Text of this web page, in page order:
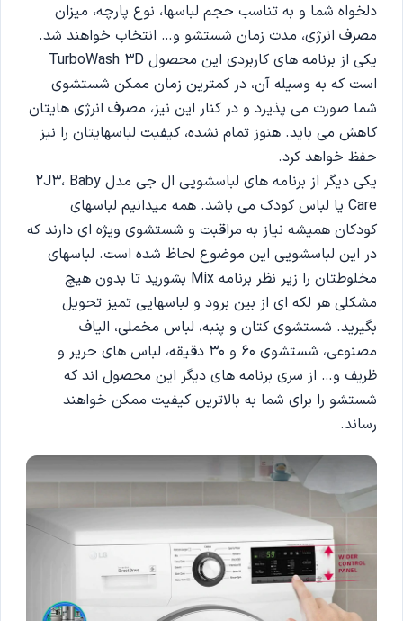
دلخواه شما و به تناسب حجم لباسها، نوع پارچه، میزان
مصرف انرژی، مدت زمان شستشو و… انتخاب خواهند شد.
یکی از برنامه های کاربردی این محصول TurboWash 3D
است که به وسیله آن، در کمترین زمان ممکن شستشوی
شما صورت می پذیرد و در کنار این نیز، مصرف انرژی هایتان
کاهش می باید. هنوز تمام نشده، کیفیت لباسهایتان را نیز
حفظ خواهد کرد.
یکی دیگر از برنامه های لباسشویی ال جی مدل 2J3، Baby
Care یا لباس کودک می باشد. همه میدانیم لباسهای
کودکان همیشه نیاز به مراقبت و شستشوی ویژه ای دارند که
در این لباسشویی این موضوع لحاظ شده است. لباسهای
مخلوطتان را زیر نظر برنامه Mix بشورید تا بدون هیچ
مشکلی هر لکه ای از بین برود و لباسهایی تمیز تحویل
بگیرید. شستشوی کتان و پنبه، لباس مخملی، الیاف
مصنوعی، شستشوی 60 و 30 دقیقه، لباس های حریر و
ظریف و… از سری برنامه های دیگر این محصول اند که
شستشو را برای شما به بالاترین کیفیت ممکن خواهند
رساند.